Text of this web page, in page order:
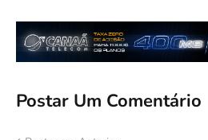
Postar Um Comentário